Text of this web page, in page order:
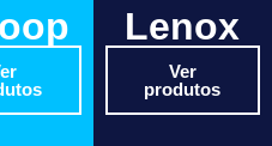
Lenox
Ver
produtos